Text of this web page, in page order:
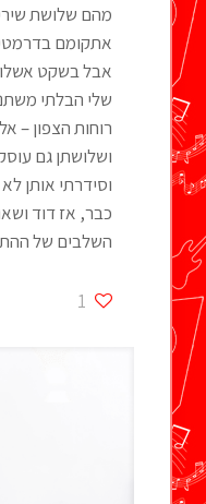
מהם שלושת
אתקומם
אבל בשקט
שלי הבלתי
רוחות הצפון –
ושלושתן גם
וסידרתי אותן
כבר, אז דוד
השלבים של
1